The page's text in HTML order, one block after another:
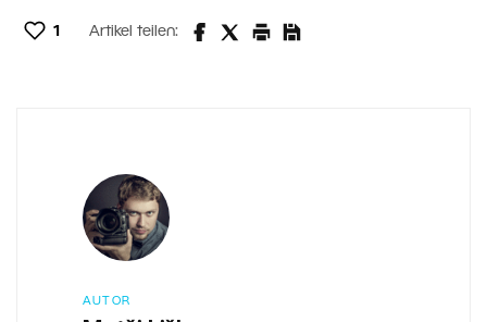
1 Artikel teilen:
AUTOR